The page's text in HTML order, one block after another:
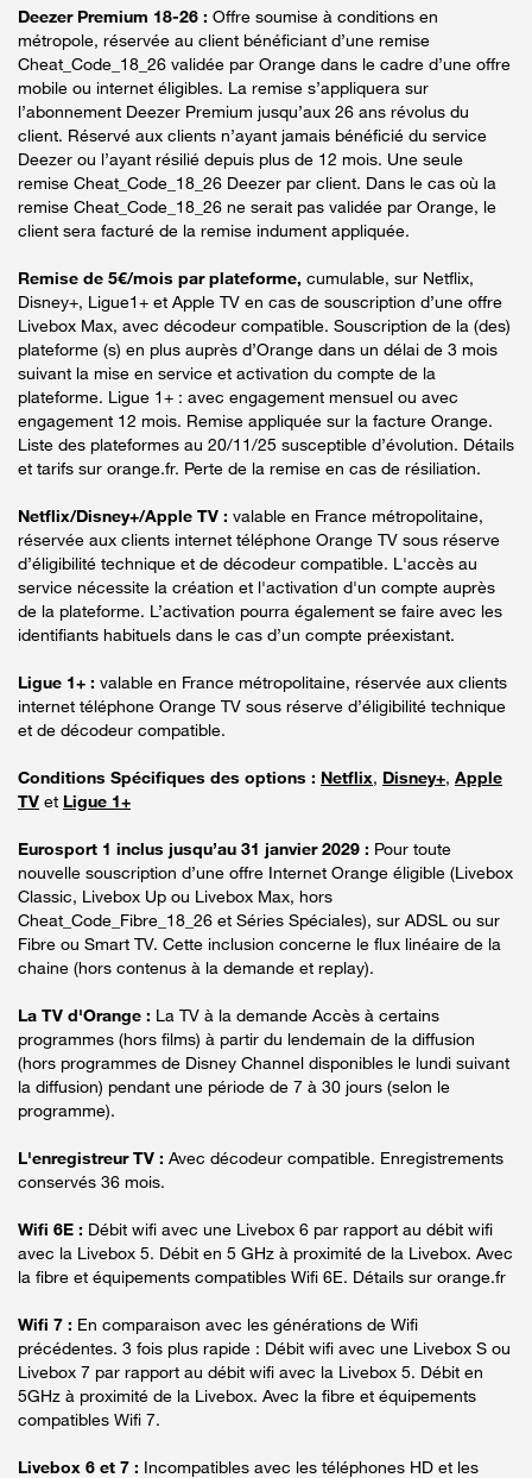
Deezer Premium 18-26 : Offre soumise à conditions en
métropole, réservée au client bénéficiant d’une remise
Cheat_Code_18_26 validée par Orange dans le cadre d’une offre
mobile ou internet éligibles. La remise s’appliquera sur
l’abonnement Deezer Premium jusqu’aux 26 ans révolus du
client. Réservé aux clients n’ayant jamais bénéficié du service
Deezer ou l’ayant résilié depuis plus de 12 mois. Une seule
remise Cheat_Code_18_26 Deezer par client. Dans le cas où la
remise Cheat_Code_18_26 ne serait pas validée par Orange, le
client sera facturé de la remise indument appliquée.
Remise de 5€/mois par plateforme, cumulable, sur Netflix,
Disney+, Ligue1+ et Apple TV en cas de souscription d’une offre
Livebox Max, avec décodeur compatible. Souscription de la (des)
plateforme (s) en plus auprès d’Orange dans un délai de 3 mois
suivant la mise en service et activation du compte de la
plateforme. Ligue 1+ : avec engagement mensuel ou avec
engagement 12 mois. Remise appliquée sur la facture Orange.
Liste des plateformes au 20/11/25 susceptible d’évolution. Détails
et tarifs sur orange.fr. Perte de la remise en cas de résiliation.
Netflix/Disney+/Apple TV : valable en France métropolitaine,
réservée aux clients internet téléphone Orange TV sous réserve
d’éligibilité technique et de décodeur compatible. L'accès au
service nécessite la création et l'activation d'un compte auprès
de la plateforme. L’activation pourra également se faire avec les
identifiants habituels dans le cas d’un compte préexistant.
Ligue 1+ : valable en France métropolitaine, réservée aux clients
internet téléphone Orange TV sous réserve d’éligibilité technique
et de décodeur compatible.
Conditions Spécifiques des options : Netflix, Disney+, Apple
TV et Ligue 1+
Eurosport 1 inclus jusqu’au 31 janvier 2029 : Pour toute
nouvelle souscription d’une offre Internet Orange éligible (Livebox
Classic, Livebox Up ou Livebox Max, hors
Cheat_Code_Fibre_18_26 et Séries Spéciales), sur ADSL ou sur
Fibre ou Smart TV. Cette inclusion concerne le flux linéaire de la
chaine (hors contenus à la demande et replay).
La TV d'Orange : La TV à la demande Accès à certains
programmes (hors films) à partir du lendemain de la diffusion
(hors programmes de Disney Channel disponibles le lundi suivant
la diffusion) pendant une période de 7 à 30 jours (selon le
programme).
L'enregistreur TV : Avec décodeur compatible. Enregistrements
conservés 36 mois.
Wifi 6E : Débit wifi avec une Livebox 6 par rapport au débit wifi
avec la Livebox 5. Débit en 5 GHz à proximité de la Livebox. Avec
la fibre et équipements compatibles Wifi 6E. Détails sur orange.fr
Wifi 7 : En comparaison avec les générations de Wifi
précédentes. 3 fois plus rapide : Débit wifi avec une Livebox S ou
Livebox 7 par rapport au débit wifi avec la Livebox 5. Débit en
5GHz à proximité de la Livebox. Avec la fibre et équipements
compatibles Wifi 7.
Livebox 6 et 7 : Incompatibles avec les téléphones HD et les